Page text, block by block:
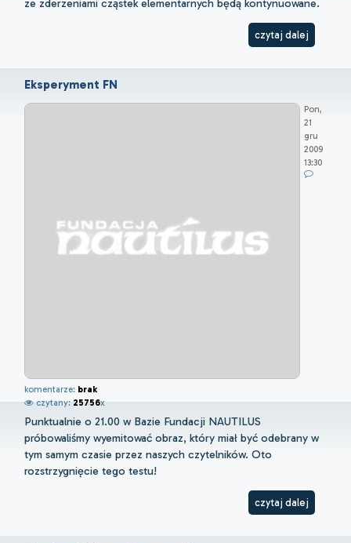
czytaj dalej
Eksperyment FN
Pon,
21
gru
2009
13:30
komentarze: brak
czytany: 25756x
Punktualnie o 21.00 w Bazie Fundacji NAUTILUS
próbowaliśmy wyemitować obraz, który miał być odebrany w
tym samym czasie przez naszych czytelników. Oto
rozstrzygnięcie tego testu!
czytaj dalej